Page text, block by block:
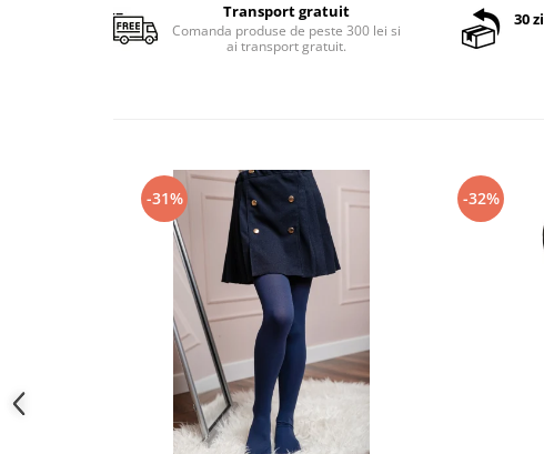
Transport gratuit
Comanda produse de peste 300 lei si
ai transport gratuit.
30
-31% -32%